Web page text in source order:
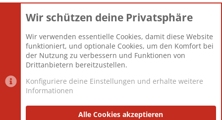
Themen
Mitglieder
12.427
Neuestes Mitglied
Berlin
Datenschutzerklärung Impressum
Wir schützen deine Privatsphäre
Wir verwenden essentielle Cookies, damit diese Website
funktioniert, und optionale Cookies, um den Komfort bei
der Nutzung zu verbessern und Funktionen von
Drittanbietern bereitzustellen.
Konfiguriere deine Einstellungen und erhalte weitere
Informationen
Alle Cookies akzeptieren